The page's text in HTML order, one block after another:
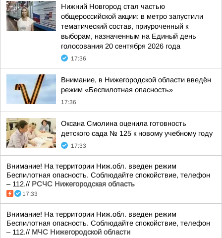
Нижний Новгород стал частью
общероссийской акции: в метро запустили
тематический состав, приуроченный к
выборам, назначенным на Единый день
голосования 20 сентября 2026 года
17:36
Внимание, в Нижегородской области введён
режим «Беспилотная опасность»
17:36
Оксана Смолина оценила готовность
детского сада № 125 к новому учебному году
17:33
Внимание! На территории Ниж.обл. введен режим
Беспилотная опасность. Соблюдайте спокойствие, телефон
– 112.// РСЧС Нижегородская область
17:33
Внимание! На территории Ниж.обл. введен режим
Беспилотная опасность. Соблюдайте спокойствие, телефон
– 112.// МЧС Нижегородской области